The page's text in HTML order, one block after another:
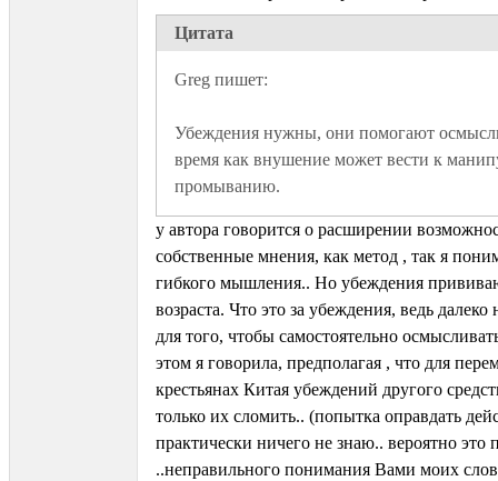
Цитата
Убеждения нужны, они помогают
время как внушение может вести к
промыванию.
у автора говорится о расширении
собственные мнения, как метод , так я
гибкого мышления.. Но убеждения
возраста. Что это за убеждения, ведь далеко
для того, чтобы самостоятельно
этом я говорила, предполагая , что для
крестьянах Китая убеждений другого
только их сломить.. (попытка оправдать
практически ничего не знаю.. вероятно это
..неправильного понимания Вами моих